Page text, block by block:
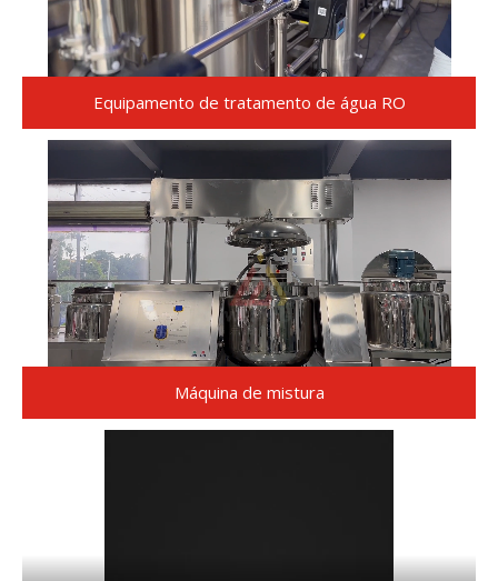
Equipamento de tratamento de água RO
Máquina de mistura